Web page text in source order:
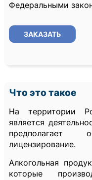
Федеральными
ЗАКАЗАТЬ
Что это такое
На территории
является
предполагает
лицензирование.
Алкогольная
которые